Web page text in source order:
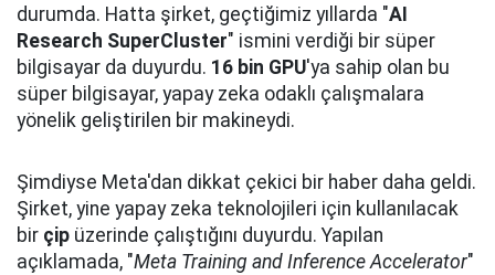
durumda. Hatta şirket, geçtiğimiz yıllarda "AI
Research SuperCluster" ismini verdiği bir süper
bilgisayar da duyurdu. 16 bin GPU'ya sahip olan bu
süper bilgisayar, yapay zeka odaklı çalışmalara
yönelik geliştirilen bir makineydi.
Şimdiyse Meta'dan dikkat çekici bir haber daha geldi.
Şirket, yine yapay zeka teknolojileri için kullanılacak
bir çip üzerinde çalıştığını duyurdu. Yapılan
açıklamada, "Meta Training and Inference Accelerator"